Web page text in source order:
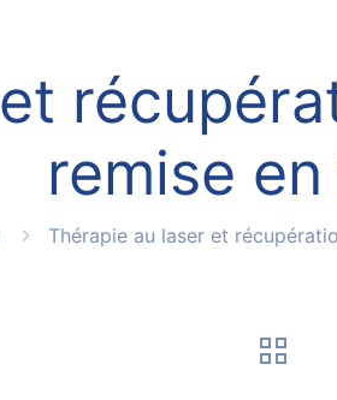
remise
Thérapie au laser et